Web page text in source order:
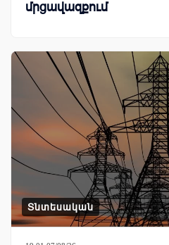
մրցավազքում
Տնտեսական